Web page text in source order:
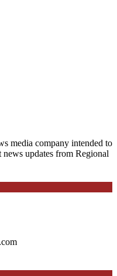
media company intended to
news updates from Regional